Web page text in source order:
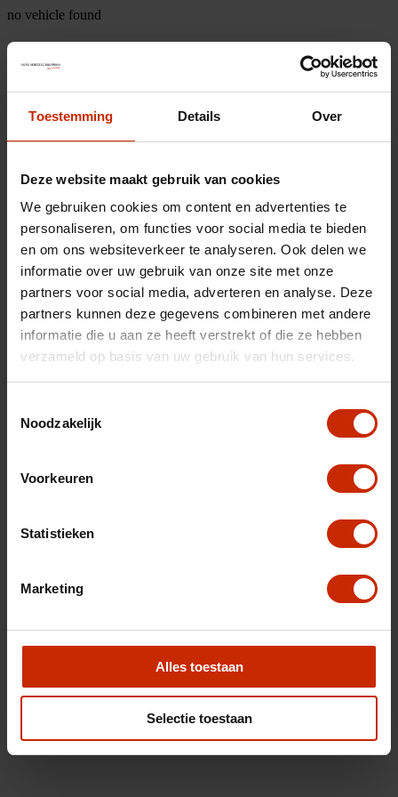
Toestemming Details Over
Deze website maakt gebruik van cookies
We gebruiken cookies om content en advertenties te
personaliseren, om functies voor social media te bieden
en om ons websiteverkeer te analyseren. Ook delen we
informatie over uw gebruik van onze site met onze
partners voor social media, adverteren en analyse. Deze
partners kunnen deze gegevens combineren met andere
informatie die u aan ze heeft verstrekt of die ze hebben
verzameld op basis van uw gebruik van hun services.
Noodzakelijk
Voorkeuren
Statistieken
Marketing
Alles toestaan
Selectie toestaan
no vehicle found